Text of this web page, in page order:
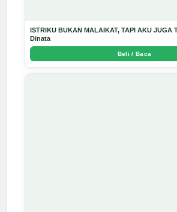
ISTRIKU BUKAN MALAIKAT, TAPI AKU JUGA
Dinata
Beli / Baca